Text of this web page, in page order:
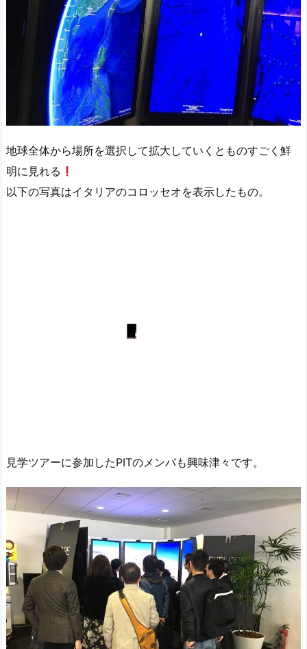
地球全体から場所を選択して拡大していくとものすごく鮮
明に見れる
以下の写真はイタリアのコロッセオを表示したもの。
見学ツアーに参加したPITのメンバも興味津々です。